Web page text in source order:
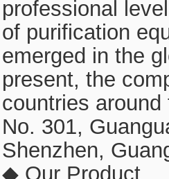
professional
of purification
emerged in the
present, the
countries
No. 301,
Shenzhen,
◆ Our Product